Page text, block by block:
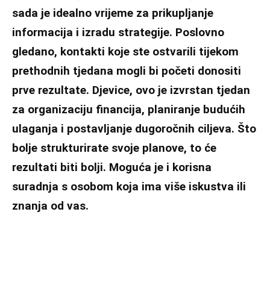
sada je idealno vrijeme za prikupljanje
informacija i izradu strategije. Poslovno
gledano, kontakti koje ste ostvarili tijekom
prethodnih tjedana mogli bi početi donositi
prve rezultate. Djevice, ovo je izvrstan tjedan
za organizaciju financija, planiranje budućih
ulaganja i postavljanje dugoročnih ciljeva. Što
bolje strukturirate svoje planove, to će
rezultati biti bolji. Moguća je i korisna
suradnja s osobom koja ima više iskustva ili
znanja od vas.